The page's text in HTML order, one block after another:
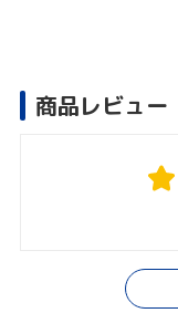
商品レビュー